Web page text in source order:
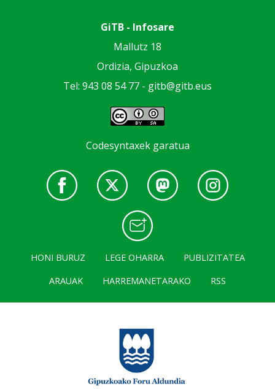
GiTB - Infosare
Mallutz 18
Ordizia, Gipuzkoa
Tel: 943 08 54 77 - gitb@gitb.eus
Codesyntaxek garatua
HONI BURUZ LEGE OHARRA
PUBLIZITATEA
ARAUAK
HARREMANETARAKO RSS